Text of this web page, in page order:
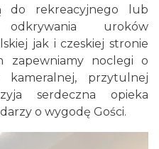
do rekreacyjnego lub
uroków
jak i czeskiej stronie
zapewniamy noclegi o
kameralnej, przytulnej
serdeczna opieka
o wygodę Gości.